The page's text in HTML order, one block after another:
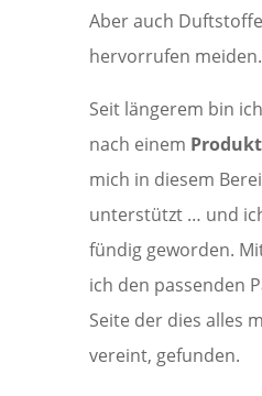
Aber auch
hervorrufen meiden.
Seit längerem bin
nach einem
mich in diesem
unterstützt … und
fündig geworden.
ich den passenden
Seite der dies alles
vereint, gefunden.